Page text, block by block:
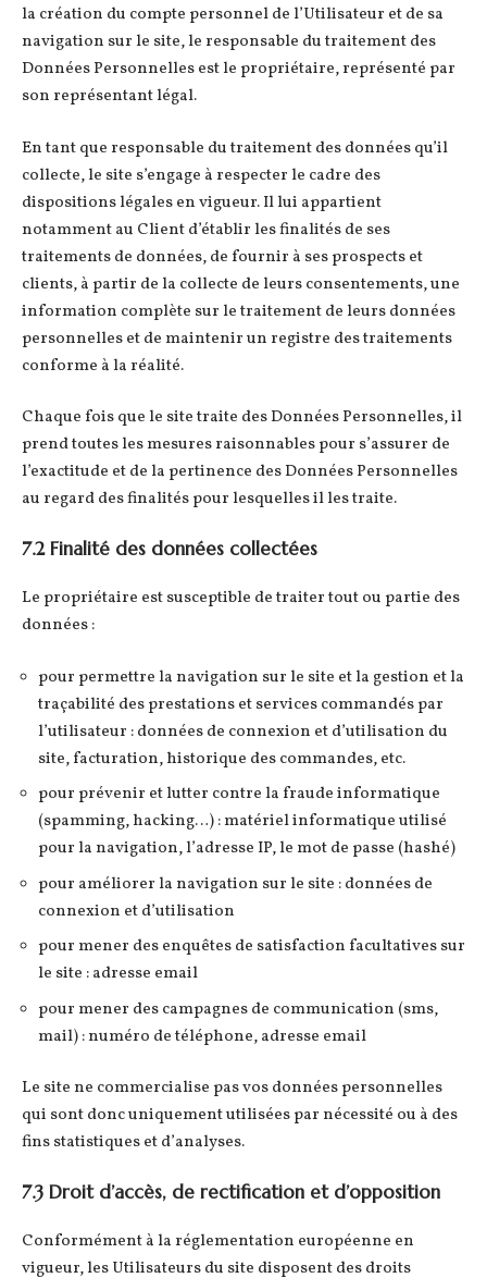
la création du compte personnel de l’Utilisateur et de sa
navigation sur le site, le responsable du traitement des
Données Personnelles est le propriétaire, représenté par
son représentant légal.
En tant que responsable du traitement des données qu’il
collecte, le site s’engage à respecter le cadre des
dispositions légales en vigueur. Il lui appartient
notamment au Client d’établir les finalités de ses
traitements de données, de fournir à ses prospects et
clients, à partir de la collecte de leurs consentements, une
information complète sur le traitement de leurs données
personnelles et de maintenir un registre des traitements
conforme à la réalité.
Chaque fois que le site traite des Données Personnelles, il
prend toutes les mesures raisonnables pour s’assurer de
l’exactitude et de la pertinence des Données Personnelles
au regard des finalités pour lesquelles il les traite.
7.2 Finalité des données collectées
Le propriétaire est susceptible de traiter tout ou partie des
données :
pour permettre la navigation sur le site et la gestion et la
traçabilité des prestations et services commandés par
l’utilisateur : données de connexion et d’utilisation du
site, facturation, historique des commandes, etc.
pour prévenir et lutter contre la fraude informatique
(spamming, hacking…) : matériel informatique utilisé
pour la navigation, l’adresse IP, le mot de passe (hashé)
pour améliorer la navigation sur le site : données de
connexion et d’utilisation
pour mener des enquêtes de satisfaction facultatives sur
le site : adresse email
pour mener des campagnes de communication (sms,
mail) : numéro de téléphone, adresse email
Le site ne commercialise pas vos données personnelles
qui sont donc uniquement utilisées par nécessité ou à des
fins statistiques et d’analyses.
7.3 Droit d’accès, de rectification et d’opposition
Conformément à la réglementation européenne en
vigueur, les Utilisateurs du site disposent des droits